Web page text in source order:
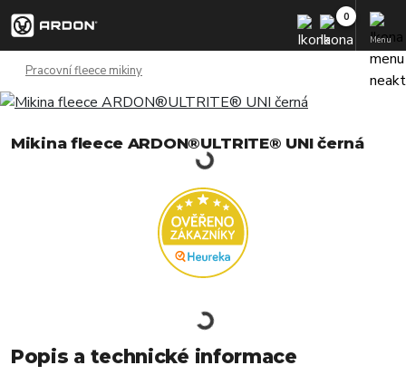
Menu
Pracovní fleece mikiny
Mikina fleece ARDON®ULTRITE® UNI černá
Popis a technické informace